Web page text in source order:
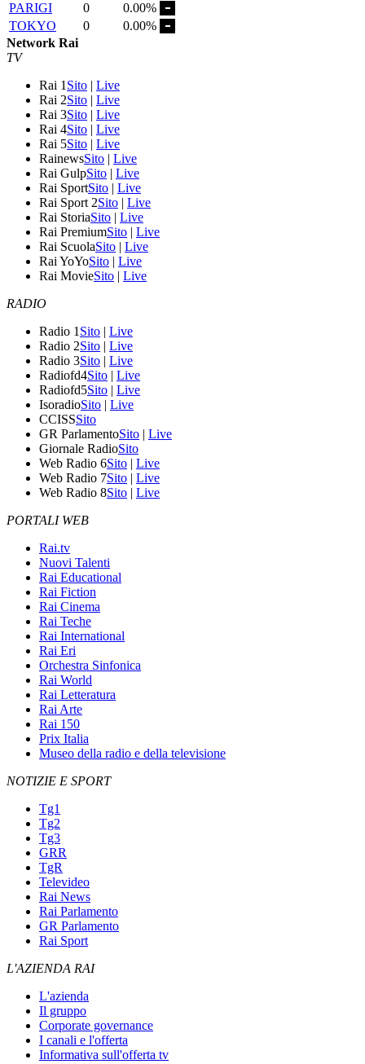
PARIGI
0
0.00%
TOKYO
0
0.00%
Network Rai
TV
Rai 1 Sito | Live
Rai 2Sito | Live
Rai 3Sito | Live
Rai 4Sito | Live
Rai 5Sito | Live
RainewsSito | Live
Rai GulpSito | Live
Rai SportSito | Live
Rai Sport 2Sito | Live
Rai StoriaSito | Live
Rai PremiumSito | Live
Rai ScuolaSito | Live
Rai YoYoSito | Live
Rai MovieSito | Live
RADIO
Radio 1 Sito | Live
Radio 2Sito | Live
Radio 3Sito | Live
Radiofd4Sito | Live
Radiofd5Sito | Live
IsoradioSito | Live
CCISSSito
GR ParlamentoSito | Live
Giornale RadioSito
Web Radio 6Sito | Live
Web Radio 7Sito | Live
Web Radio 8Sito | Live
PORTALI WEB
Rai.tv
Nuovi Talenti
Rai Educational
Rai Fiction
Rai Cinema
Rai Teche
Rai International
Rai Eri
Orchestra Sinfonica
Rai World
Rai Letteratura
Rai Arte
Rai 150
Prix Italia
Museo della radio e della televisione
NOTIZIE E SPORT
Tg1
Tg2
Tg3
GRR
TgR
Televideo
Rai News
Rai Parlamento
GR Parlamento
Rai Sport
L'AZIENDA RAI
L'azienda
Il gruppo
Corporate governance
I canali e l'offerta
Informativa sull'offerta tv